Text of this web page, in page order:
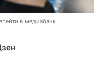
в медиабанк